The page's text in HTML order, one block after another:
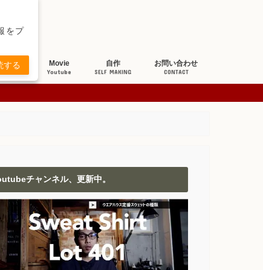
究
JEANS
Movie
Youtube
自作
SELF MAKING
お問い合わせ
CONTACT
チャンネル、更新中。
をプ
する